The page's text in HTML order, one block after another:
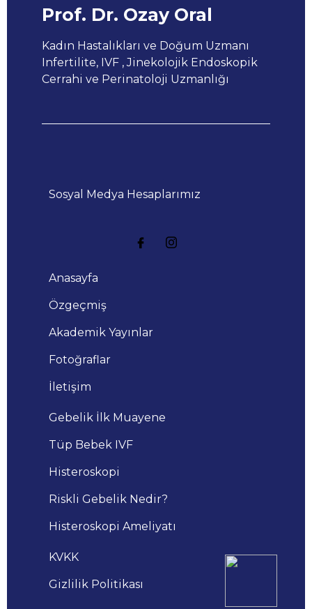
Prof. Dr. Ozay Oral
Kadın Hastalıkları ve Doğum Uzmanı
Infertilite, IVF , Jinekolojik Endoskopik
Cerrahi ve Perinatoloji Uzmanlığı
Sosyal Medya Hesaplarımız
Anasayfa
Özgeçmiş
Akademik Yayınlar
Fotoğraflar
İletişim
Gebelik İlk Muayene
Tüp Bebek IVF
Histeroskopi
Riskli Gebelik Nedir?
Histeroskopi Ameliyatı
KVKK
Gizlilik Politikası